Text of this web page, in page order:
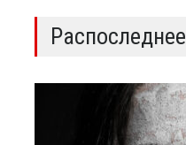
Распоследнее